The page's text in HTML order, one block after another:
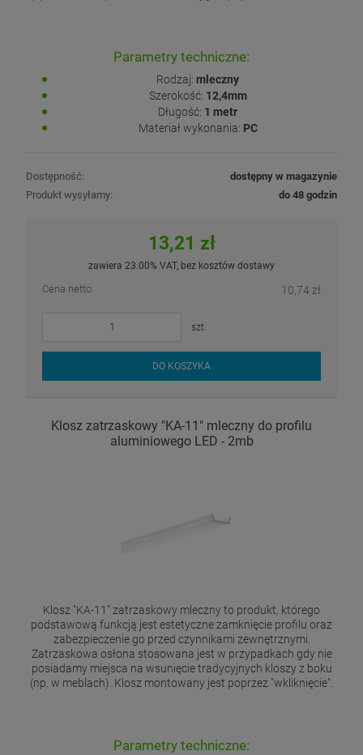
Parametry techniczne:
Rodzaj: mleczny
Szerokość: 12,4mm
Długość: 1 metr
Materiał wykonania: PC
Dostępność:
dostępny w magazynie
Produkt wysyłamy:
do 48 godzin
13,21 zł
zawiera 23.00% VAT, bez kosztów dostawy
Cena netto: 10,74 zł
szt.
DO KOSZYKA
Klosz zatrzaskowy "KA-11" mleczny do profilu
aluminiowego LED - 2mb
Klosz "KA-11" zatrzaskowy mleczny to produkt, którego
podstawową funkcją jest estetyczne zamknięcie profilu oraz
zabezpieczenie go przed czynnikami zewnętrznymi.
Zatrzaskowa osłona stosowana jest w przypadkach gdy nie
posiadamy miejsca na wsunięcie tradycyjnych kloszy z boku
(np. w meblach). Klosz montowany jest poprzez "wkliknięcie".
Parametry techniczne: